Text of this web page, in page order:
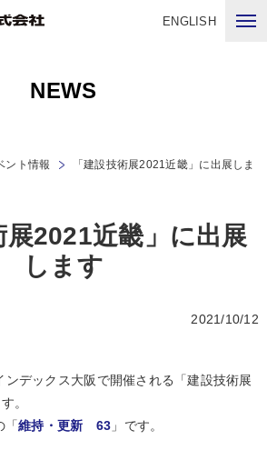
ENGLISH
NEWS
ント情報
「建設技術展2021近畿」に出展しま
展2021近畿」に出展
します
2021/10/12
デックス大阪で開催される「建設技術展
。
「維持・更新 63 」です。